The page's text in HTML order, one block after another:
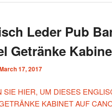
Leder Pub
Getränke
17, 2017
SIE HIER, UM DIESES
KABINET AUF